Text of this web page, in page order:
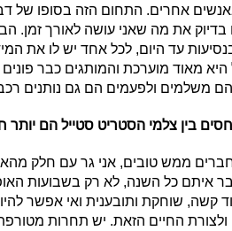
אחרים. התחום הזה בסופו של
בדיוק את מה שאני עושה לאורך זמן.
עד היום, לכל אחד יש לו את
מאוד מוערכת והמותגים כבר
משלמים ולפעמים הם גם נותנים
בין צלמי הסטריט סטייל הם יותר
ממש טובים, אני גר עם חלק
איתם כל השנה, לא רק בשבועות
קשה, שוחקת ותובענית ואי אפשר
ולצורת החיים הזאת. יש תחרות